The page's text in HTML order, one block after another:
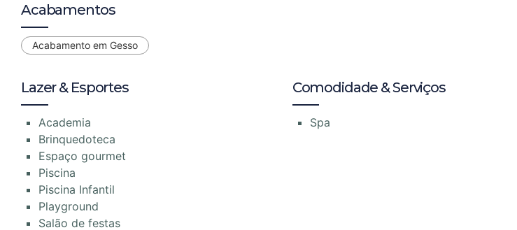
Acabamentos
Acabamento em Gesso
Lazer & Esportes
Academia
Brinquedoteca
Espaço gourmet
Piscina
Piscina Infantil
Playground
Salão de festas
Comodidade & Serviços
Spa